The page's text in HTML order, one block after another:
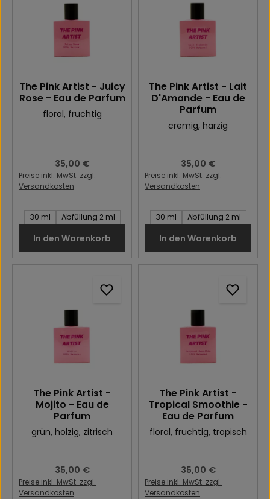
The Pink Artist - Juicy
Rose - Eau de Parfum
floral, fruchtig
Regulärer Preis:
35,00 €
Preise inkl. MwSt. zzgl.
Versandkosten
Inhalt des Artikel:
30 ml Abfüllung 2 ml
In den Warenkorb
The Pink Artist - Lait
D'Amande - Eau de
Parfum
cremig, harzig
Regulärer Preis:
35,00 €
Preise inkl. MwSt. zzgl.
Versandkosten
Inhalt des Artikel:
30 ml Abfüllung 2 ml
In den Warenkorb
The Pink Artist -
Mojito - Eau de
Parfum
grün, holzig, zitrisch
Regulärer Preis:
35,00 €
Preise inkl. MwSt. zzgl.
Versandkosten
The Pink Artist -
Tropical Smoothie -
Eau de Parfum
floral, fruchtig, tropisch
Regulärer Preis:
35,00 €
Preise inkl. MwSt. zzgl.
Versandkosten